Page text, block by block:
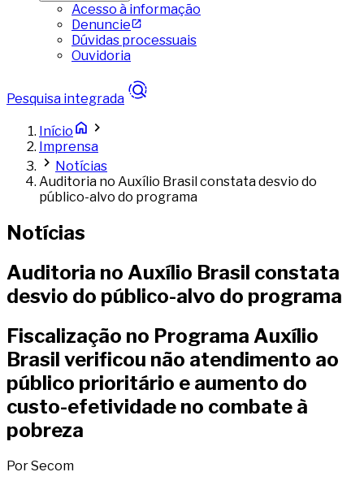
Acesso à informação
Denuncie
Dúvidas processuais
Ouvidoria
Pesquisa integrada
Início
Imprensa
Notícias
Auditoria no Auxílio Brasil constata desvio do
público-alvo do programa
Notícias
Auditoria no Auxílio Brasil constata
desvio do público-alvo do programa
Fiscalização no Programa Auxílio
Brasil verificou não atendimento ao
público prioritário e aumento do
custo-efetividade no combate à
pobreza
Por Secom